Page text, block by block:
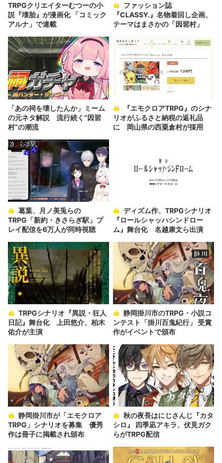
TRPGクリエイターむつーの小
説『壊胎』が漫画化 「コミック
アルナ」で連載
『CLASSY.』名物着回し企画、
テーマはまさかの「因習村」
「あの祠を壊したんか」ミーム
の元ネタ解説 流行続く“因習
村”の潮流
リオがふるさと納税の返礼品
に 岡山県の西粟倉村が採用
TRPG「新約・きさらぎ駅」プ
レイ配信を6万人が同時視聴
『ロールシャッハシンドロー
ム』舞台化 名越康文ら出演
日記』舞台化 上田悠介、柏木
佑介が主演
ンテスト「掛川百鬼紀行」 受賞
作がイベントで頒布
TRPG」シナリオを募集 優秀
作は冊子に掲載され頒布
シロ』 四季凪アキラ、伏見ガク
らがTRPG配信